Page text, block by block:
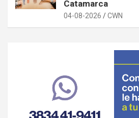
Catamarca
04-08-2026 CWN